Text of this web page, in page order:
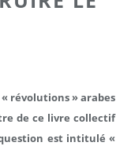
révolutions » arabes
de ce livre collectif
est intitulé «